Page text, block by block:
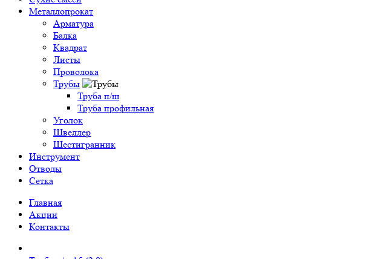
Металлопрокат
Арматура
Балка
Квадрат
Листы
Проволока
Трубы
Труба п/ш
Труба профильная
Уголок
Швеллер
Шестигранник
Инструмент
Отводы
Сетка
Главная
Акции
Контакты